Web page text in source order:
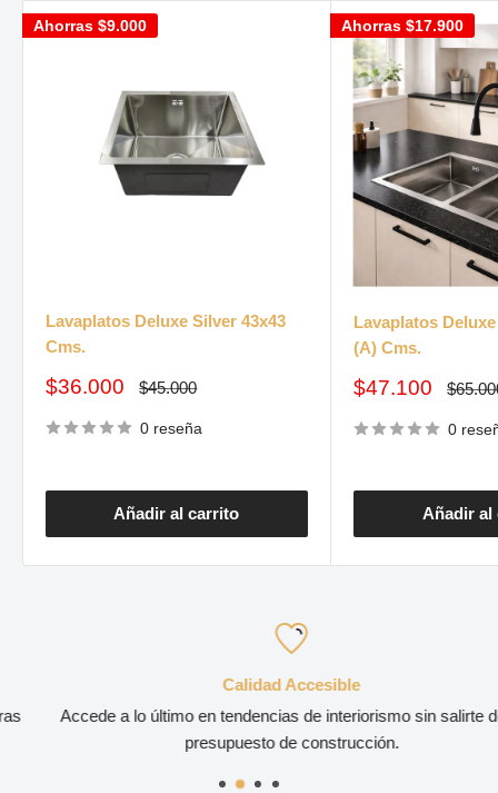
Ahorras $9.000
Lavaplatos Deluxe Silver 43x43
Cms.
Precio
venta
$36.000
Precio
$45.000
0 reseña
Añadir al carrito
Ahorras $17.900
Lavaplatos
(A) Cms.
Precio
venta
$47.100
Precio
0
Añadir al
Calidad Accesible
Accede a lo último en tendencias de interiorismo sin salirte de tu
presupuesto de construcción.